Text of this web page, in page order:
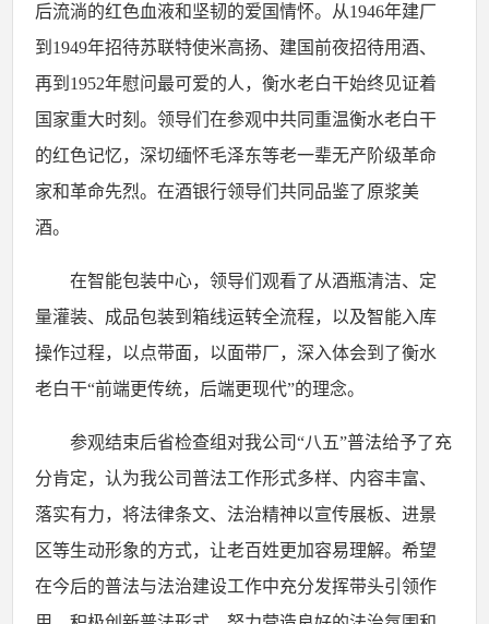
后流淌的红色血液和坚韧的爱国情怀。 从1946年建厂
到1949年招待苏联特使米高扬、建国前夜招待用酒、
再到1952年慰问最可爱的人，衡水老白干始终见证着
国家重大时刻。领导们在参观中共同重温衡水老白干
的红色记忆，深切缅怀毛泽东等老一辈无产阶级革命
家和革命先烈。在酒银行领导们共同品鉴了原浆美
酒。
在智能包装中心，领导们观看了从酒瓶清洁、定
量灌装、成品包装到箱线运转全流程，以及智能入库
操作过程， 以点带面，以面带厂，深入体会到了衡水
老白干“前端更传统，后端更现代”的理念。
参观结束后省检查组对我公司“八五”普法给予了充
分肯定，认为我公司普法工作形式多样、内容丰富、
落实有力，将法律条文、法治精神以宣传展板、进景
区等生动形象的方式，让老百姓更加容易理解。希望
在今后的普法与法治建设工作中充分发挥带头引领作